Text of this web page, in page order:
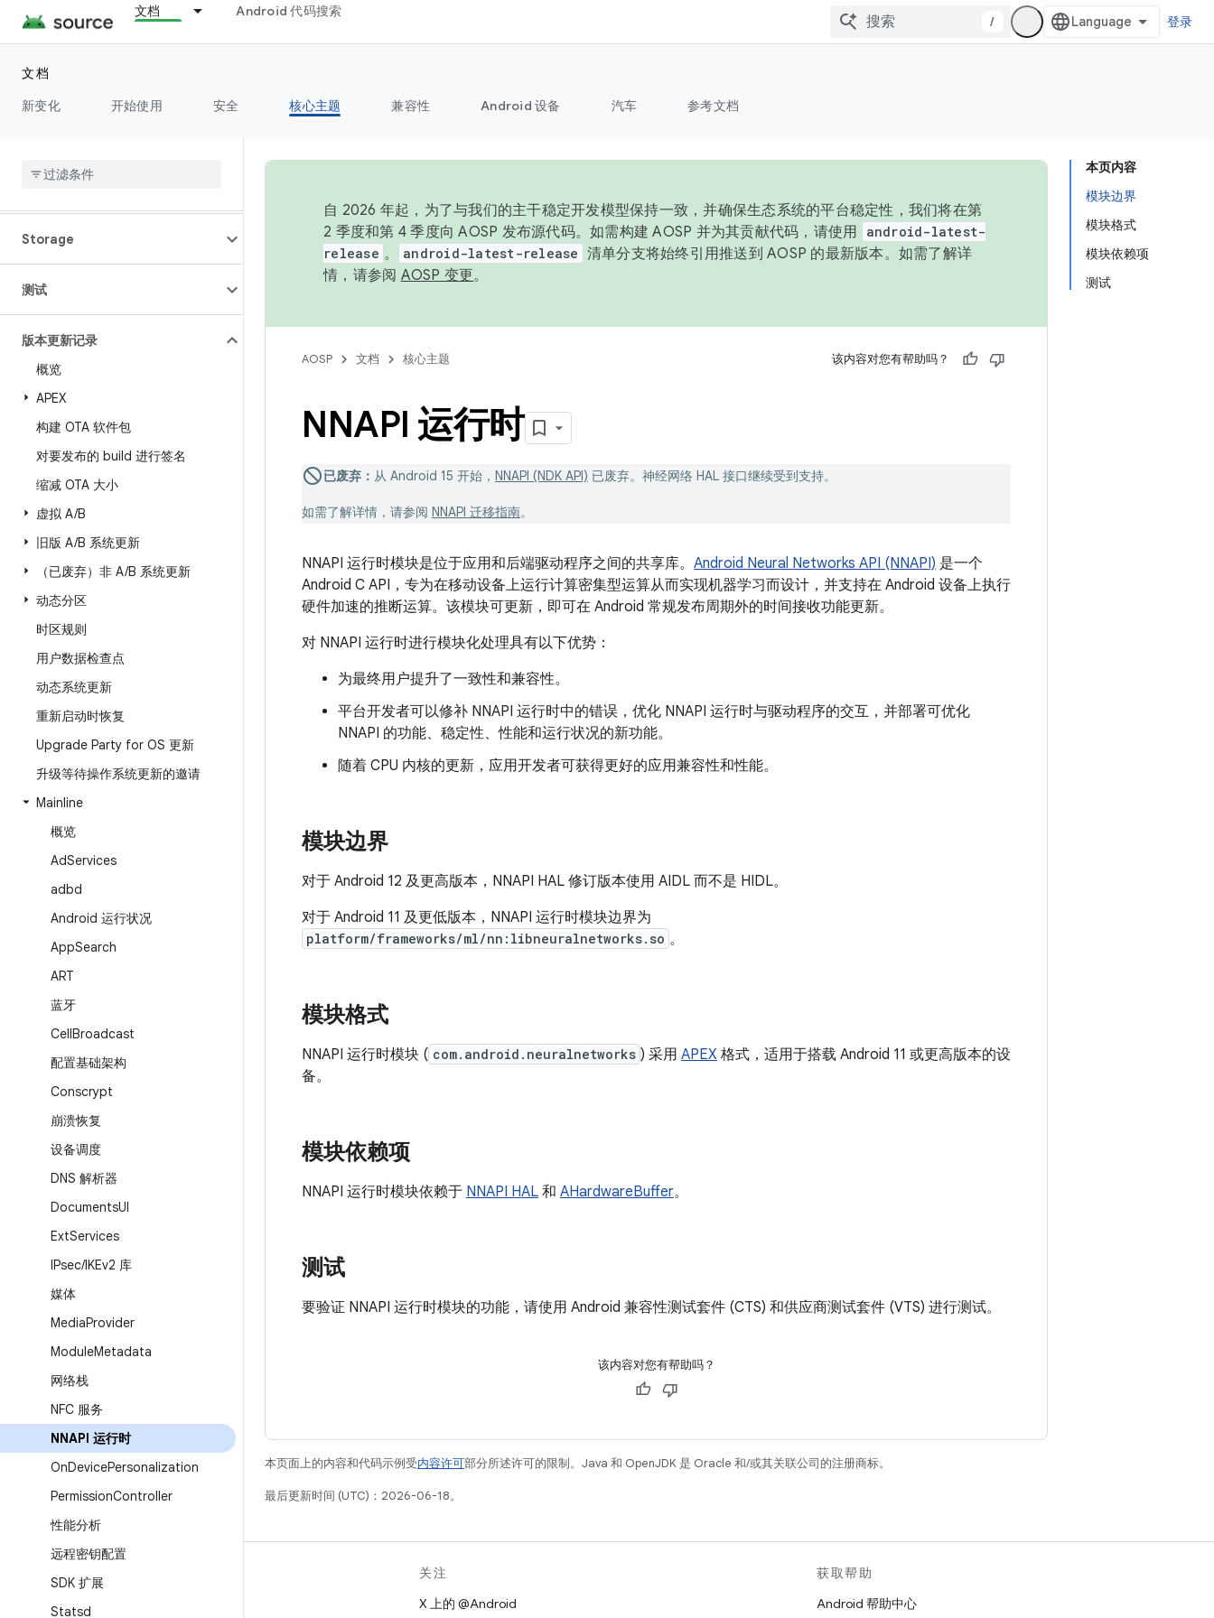
文档 Android 代码搜索
/ 登录
文档
新变化
开始使用 安全 核心主题 兼容性 Android 设备 汽车 参考文档
Storage
测试
版本更新记录
概览
APEX
构建 OTA 软件包
对要发布的 build 进行签名
缩减 OTA 大小
虚拟 A/B
旧版 A/B 系统更新
（已废弃）非 A/B 系统更新
动态分区
时区规则
用户数据检查点
动态系统更新
重新启动时恢复
Upgrade Party for OS 更新
升级等待操作系统更新的邀请
Mainline
概览
AdServices
adbd
Android 运行状况
AppSearch
ART
蓝牙
CellBroadcast
配置基础架构
Conscrypt
崩溃恢复
设备调度
DNS 解析器
DocumentsUI
ExtServices
IPsec/IKEv2 库
媒体
MediaProvider
ModuleMetadata
网络栈
NFC 服务
NNAPI 运行时
OnDevicePersonalization
PermissionController
性能分析
远程密钥配置
SDK 扩展
Statsd
本页内容
模块边界
模块格式
模块依赖项
测试
自 2026 年起，为了与我们的主干稳定开发模型保持一致，并确保生态系统的平台稳定性，我们将在第
2 季度和第 4 季度向 AOSP 发布源代码。如需构建 AOSP 并为其贡献代码，请使用
android-latest-
release 。 android-latest-release 清单分支将始终引用推送到 AOSP 的最新版本。如需了解详
情，请参阅 AOSP 变更。
AOSP 文档 核心主题 该内容对您有帮助吗？
NNAPI 运行时
已废弃： 从 Android 15 开始， NNAPI (NDK API) 已废弃。神经网络 HAL 接口继续受到支持。
如需了解详情，请参阅 NNAPI 迁移指南。
NNAPI 运行时模块是位于应用和后端驱动程序之间的共享库。 Android Neural Networks API (NNAPI) 是一个
Android C API，专为在移动设备上运行计算密集型运算从而实现机器学习而设计，并支持在 Android 设备上执行
硬件加速的推断运算。该模块可更新，即可在 Android 常规发布周期外的时间接收功能更新。
对 NNAPI 运行时进行模块化处理具有以下优势：
为最终用户提升了一致性和兼容性。
平台开发者可以修补 NNAPI 运行时中的错误，优化 NNAPI 运行时与驱动程序的交互，并部署可优化
NNAPI 的功能、稳定性、性能和运行状况的新功能。
随着 CPU 内核的更新，应用开发者可获得更好的应用兼容性和性能。
模块边界
对于 Android 12 及更高版本，NNAPI HAL 修订版本使用 AIDL 而不是 HIDL。
对于 Android 11 及更低版本，NNAPI 运行时模块边界为
platform/frameworks/ml/nn:libneuralnetworks.so 。
模块格式
NNAPI 运行时模块 ( com.android.neuralnetworks ) 采用 APEX 格式，适用于搭载 Android 11 或更高版本的设
备。
模块依赖项
NNAPI 运行时模块依赖于 NNAPI HAL 和 AHardwareBuffer。
测试
要验证 NNAPI 运行时模块的功能，请使用 Android 兼容性测试套件 (CTS) 和供应商测试套件 (VTS) 进行测试。
该内容对您有帮助吗？
本页面上的内容和代码示例受内容许可部分所述许可的限制。Java 和 OpenJDK 是 Oracle 和/或其关联公司的注册商标。
最后更新时间 (UTC)：2026-06-18。
Android 代码库
关注
X 上的 @Android
获取帮助
Android 帮助中心